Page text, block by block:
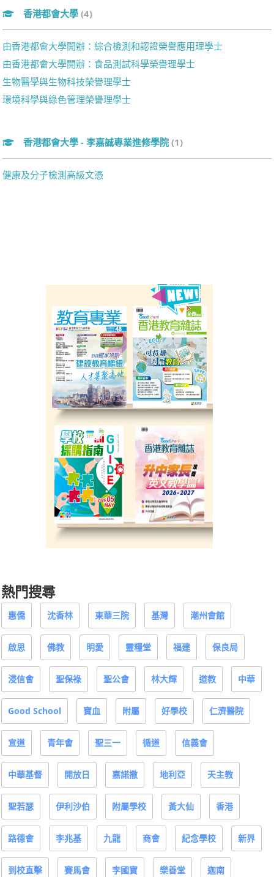
香港都會大學 (4)
由香港都會大學開辦：綜合檢測和認證榮譽應用理學士
由香港都會大學開辦：食品測試科學榮譽理學士
生物醫學與生物科技榮譽理學士
環境科學與綠色管理榮譽理學士
香港都會大學 - 李嘉誠專業進修學院 (1)
健康及分子檢測高級文憑
熱門搜尋
惠僑 沈香林 東華三院 基灣 潮州會館
啟思 佛教 明愛 靈糧堂 福建 保良局
浸信會 聖保祿 聖公會 林大輝 道教 中華
Good School 寶血 附屬 好學校 仁濟醫院
宣道 青年會 聖三一 循道 信義會
中華基督 開放日 嘉諾撒 地利亞 天主教
聖若瑟 伊利沙伯 附屬學校 黃大仙 香港
路德會 李兆基 九龍 商會 紀念學校 新界
到校直擊 賽馬會 李國寶 樂善堂 迦南